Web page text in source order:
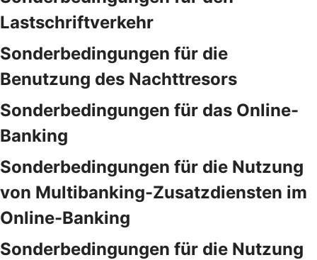
Lastschriftverkehr
Sonderbedingungen für die
Benutzung des Nachttresors
Sonderbedingungen für das Online-
Banking
Sonderbedingungen für die Nutzung
von Multibanking-Zusatzdiensten im
Online-Banking
Sonderbedingungen für die Nutzung